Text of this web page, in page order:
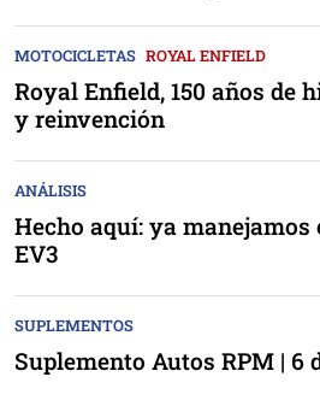
MOTOCICLETAS ROYAL ENFIELD
Royal Enfield, 150 años de
y reinvención
ANÁLISIS
Hecho aquí: ya
EV3
SUPLEMENTOS
Suplemento Autos RPM | 6